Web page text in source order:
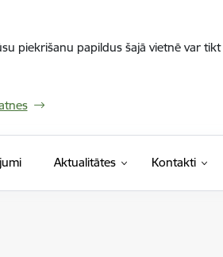
piekrišanu papildus šajā vietnē var
Aktualitātes Kontakti